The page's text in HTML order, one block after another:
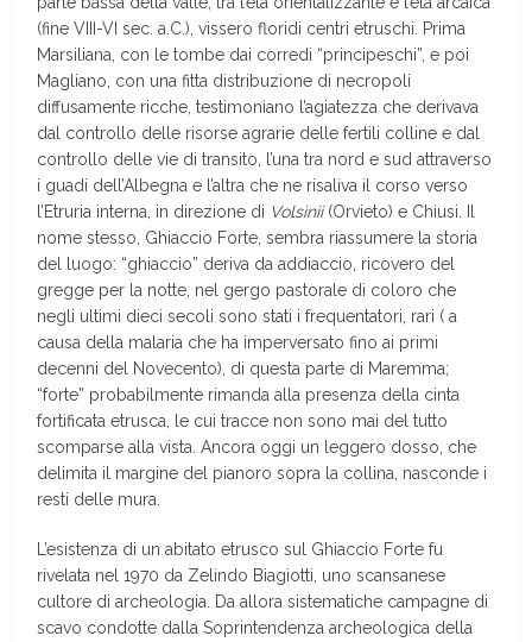
(fine VIII-VI sec. a.C.), vissero floridi centri etruschi. Prima
Marsiliana, con le tombe dai corredi “principeschi”, e poi
Magliano, con una fitta distribuzione di necropoli
diffusamente ricche, testimoniano l’agiatezza che derivava
dal controllo delle risorse agrarie delle fertili colline e dal
controllo delle vie di transito, l’una tra nord e sud attraverso
i guadi dell’Albegna e l’altra che ne risaliva il corso verso
l’Etruria interna, in direzione di Volsinii(Orvieto) e Chiusi. Il
nome stesso, Ghiaccio Forte, sembra riassumere la storia
del luogo: “ghiaccio” deriva da addiaccio, ricovero del
gregge per la notte, nel gergo pastorale di coloro che
negli ultimi dieci secoli sono stati i frequentatori, rari ( a
causa della malaria che ha imperversato fino ai primi
decenni del Novecento), di questa parte di Maremma;
“forte” probabilmente rimanda alla presenza della cinta
fortificata etrusca, le cui tracce non sono mai del tutto
scomparse alla vista. Ancora oggi un leggero dosso, che
delimita il margine del pianoro sopra la collina, nasconde i
resti delle mura.
L’esistenza di un abitato etrusco sul Ghiaccio Forte fu
rivelata nel 1970 da Zelindo Biagiotti, uno scansanese
cultore di archeologia. Da allora sistematiche campagne di
scavo condotte dalla Soprintendenza archeologica della